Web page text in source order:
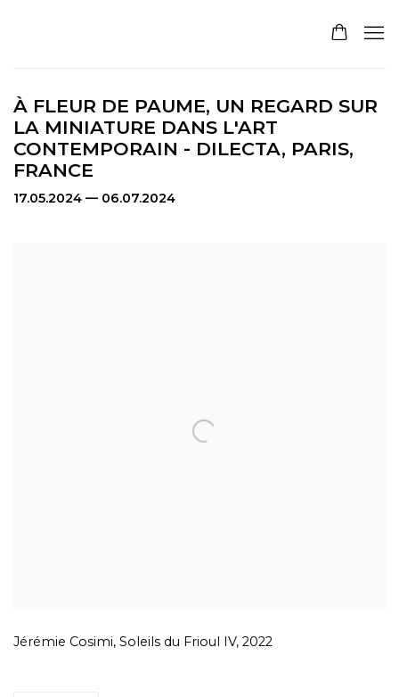
À FLEUR DE PAUME, UN REGARD SUR
LA MINIATURE DANS L'ART
CONTEMPORAIN - DILECTA, PARIS,
FRANCE
17.05.2024 — 06.07.2024
Jérémie Cosimi, Soleils du Frioul IV, 2022